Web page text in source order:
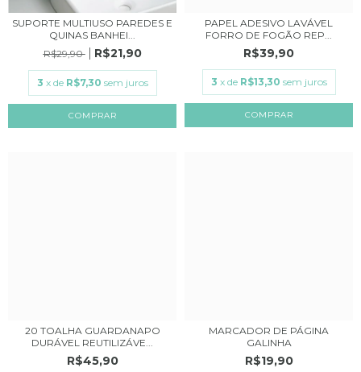
SUPORTE MULTIUSO PAREDES E
QUINAS BANHEI...
R$29,90
R$21,90
3 x de R$7,30 sem juros
COMPRAR
PAPEL ADESIVO LAVÁVEL
FORRO DE FOGÃO REP...
R$39,90
3 x de R$13,30 sem juros
20 TOALHA GUARDANAPO
DURÁVEL REUTILIZÁVE...
R$45,90
MARCADOR DE PÁGINA
GALINHA
R$19,90